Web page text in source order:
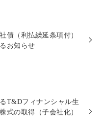
債（利払繰延条項付）
お知らせ
T&Dフィナンシャル生
式の取得（子会社化）